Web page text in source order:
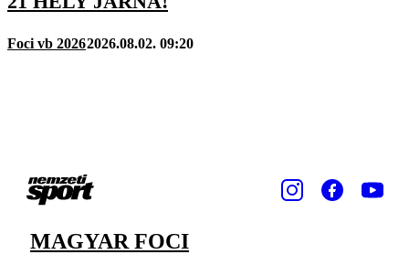
Foci vb 20262026.08.02. 09:20
MAGYAR FOCI